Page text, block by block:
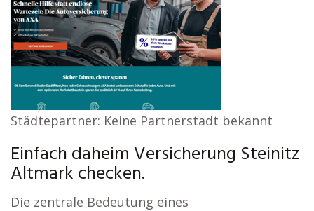
Städtepartner: Keine Partnerstadt bekannt
Einfach daheim Versicherung Steinitz
Altmark checken.
Die zentrale Bedeutung eines